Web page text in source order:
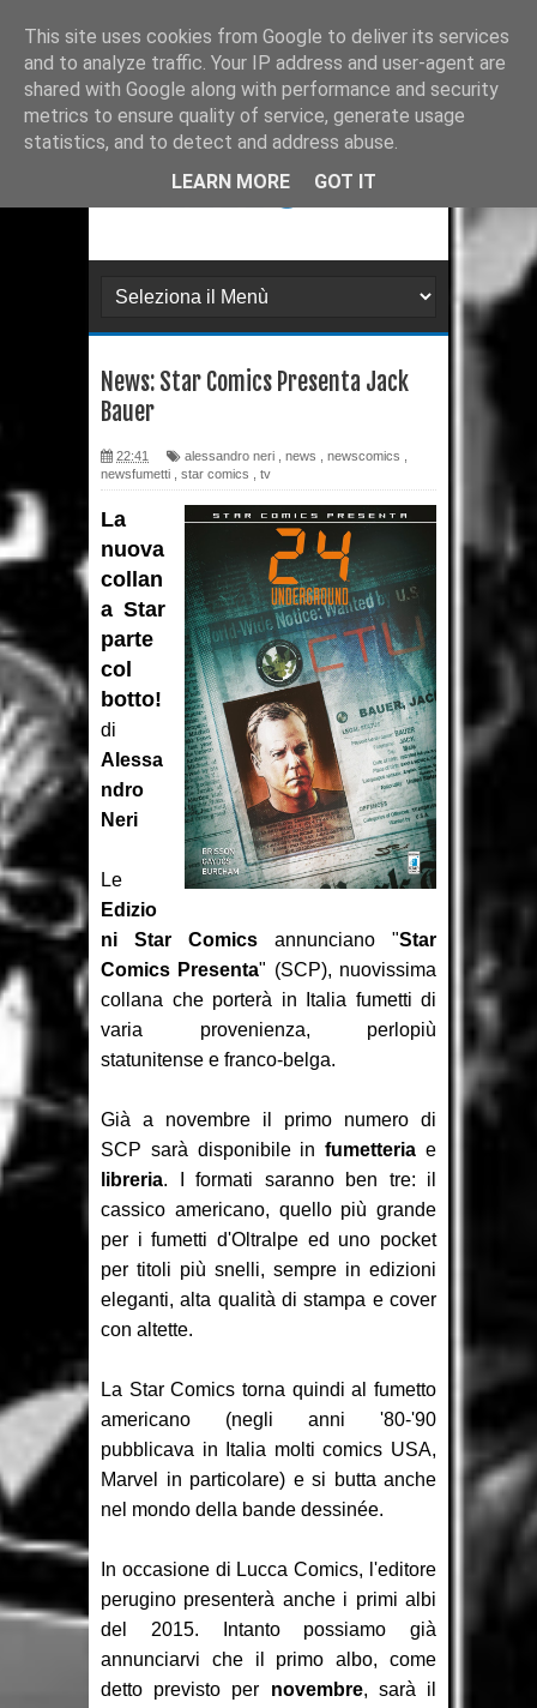
Ultimissime Recensione: Matana 3
Recensione: Julia 273
Recensione: Superman: Stagioni
Recensione: H.P. Lovecraft - I
Recensione: Il Segreto di
Leonardo da Paperdinci
Recensione: Topolino 3405
Recensione: Tex Romanzi a
Fumetti 12
Recensione: The Dollhouse
Family - La Casa delle Bambole
Intervista: Francesco Vacca
Recensione: Y, l'ultimo uomo 2
Recensione: Y, l'ultimo uomo 1
Recensione: L'ascesa di Thanos
Focus: Il Phantom di Paul Ryan
the Children 1-2
Focus: Il Phantom di Sy Barry -
Seconda parte
Recensione: Jazz Maynard 1
News: Star Comics Presenta Jack
Bauer
22:41 alessandro neri , news , newscomics ,
newsfumetti , star comics , tv
La
nuova
collan
a Star
parte
col
botto!
di
Alessa
ndro
Neri
Le
Edizio
ni Star Comics annunciano "Star
Comics Presenta" (SCP), nuovissima
collana che porterà in Italia fumetti di
varia provenienza, perlopiù
statunitense e franco-belga.
Già a novembre il primo numero di
SCP sarà disponibile infumetteriae
libreria. I formati saranno ben tre: il
cassico americano, quello più grande
per i fumetti d'Oltralpe ed uno pocket
per titoli più snelli, sempre in edizioni
eleganti, alta qualità di stampa e cover
con altette.
La Star Comics torna quindi al fumetto
americano (negli anni '80-'90
pubblicava in Italia molti comics USA,
Marvel in particolare) e si butta anche
nel mondo della bande dessinée.
In occasione di Lucca Comics, l'editore
perugino presenterà anche i primi albi
del 2015. Intanto possiamo già
annunciarvi che il primo albo, come
detto previsto per novembre, sarà il
This site uses cookies from Google to deliver its services
and to analyze traffic. Your IP address and user-agent are
shared with Google along with performance and security
metrics to ensure quality of service, generate usage
statistics, and to detect and address abuse.
LEARN MORE
GOT IT